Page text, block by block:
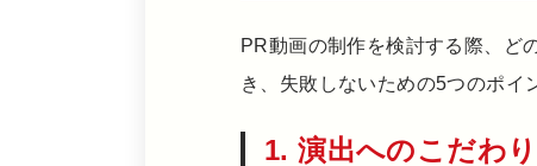
PR動画の制作を検討する際、ど
き、失敗しないための5つのポイ
1. 演出へのこだわ